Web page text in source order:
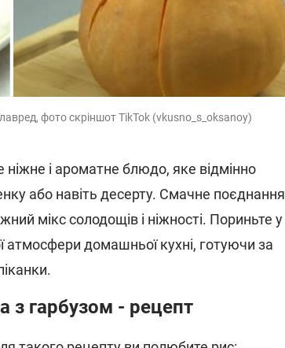
фото скріншот TikTok (vkusno_s_oksanoy)
ніжне і ароматне блюдо, яке відмінно
або навіть десерту. Смачне поєднання
мікс солодощів і ніжності. Пориньте у
атмосфери домашньої кухні, готуючи за
з гарбузом - рецепт